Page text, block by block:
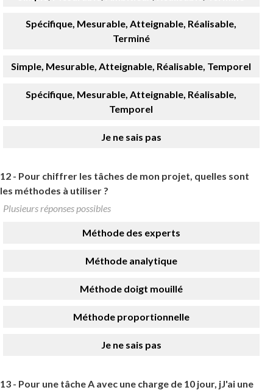
Spécifique, Mesurable, Atteignable, Réalisable,
Terminé
Simple, Mesurable, Atteignable, Réalisable, Temporel
Spécifique, Mesurable, Atteignable, Réalisable,
Temporel
Je ne sais pas
12 - Pour chiffrer les tâches de mon projet, quelles sont
les méthodes à utiliser ?
Plusieurs réponses possibles
Méthode des experts
Méthode analytique
Méthode doigt mouillé
Méthode proportionnelle
Je ne sais pas
13 - Pour une tâche A avec une charge de 10 jour, jJ'ai une